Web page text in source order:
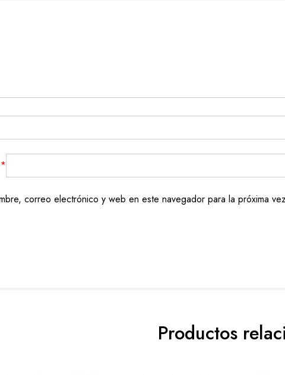
*
correo electrónico y web en este navegador para la próxima
Productos